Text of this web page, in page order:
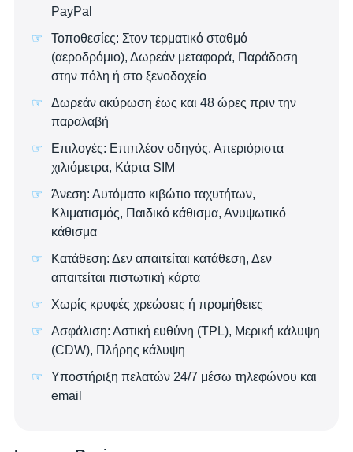
PayPal
Τοποθεσίες: Στον τερματικό σταθμό
(αεροδρόμιο), Δωρεάν μεταφορά, Παράδοση
στην πόλη ή στο ξενοδοχείο
Δωρεάν ακύρωση έως και 48 ώρες πριν την
παραλαβή
Επιλογές: Επιπλέον οδηγός, Απεριόριστα
χιλιόμετρα, Κάρτα SIM
Άνεση: Αυτόματο κιβώτιο ταχυτήτων,
Κλιματισμός, Παιδικό κάθισμα, Ανυψωτικό
κάθισμα
Κατάθεση: Δεν απαιτείται κατάθεση, Δεν
απαιτείται πιστωτική κάρτα
Χωρίς κρυφές χρεώσεις ή προμήθειες
Ασφάλιση: Αστική ευθύνη (TPL), Μερική κάλυψη
(CDW), Πλήρης κάλυψη
Υποστήριξη πελατών 24/7 μέσω τηλεφώνου και
email